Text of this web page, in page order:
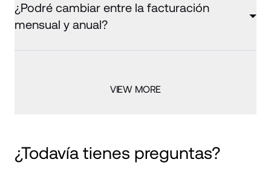
¿Podré cambiar entre la facturación
mensual y anual?
VIEW MORE
¿Todavía tienes preguntas?